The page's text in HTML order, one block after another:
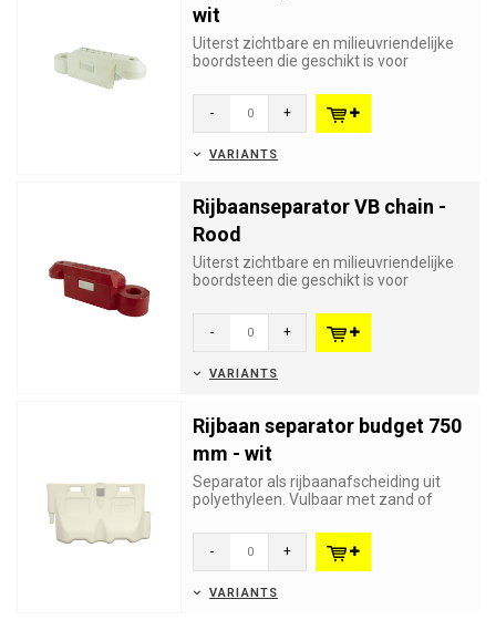
wit
Uiterst zichtbare en milieuvriendelijke
boordsteen die geschikt is voor
- +
VARIANTS
Rijbaanseparator VB chain -
Rood
Uiterst zichtbare en milieuvriendelijke
boordsteen die geschikt is voor
- +
VARIANTS
Rijbaan separator budget 750
mm - wit
Separator als rijbaanafscheiding uit
polyethyleen. Vulbaar met zand of
- +
VARIANTS